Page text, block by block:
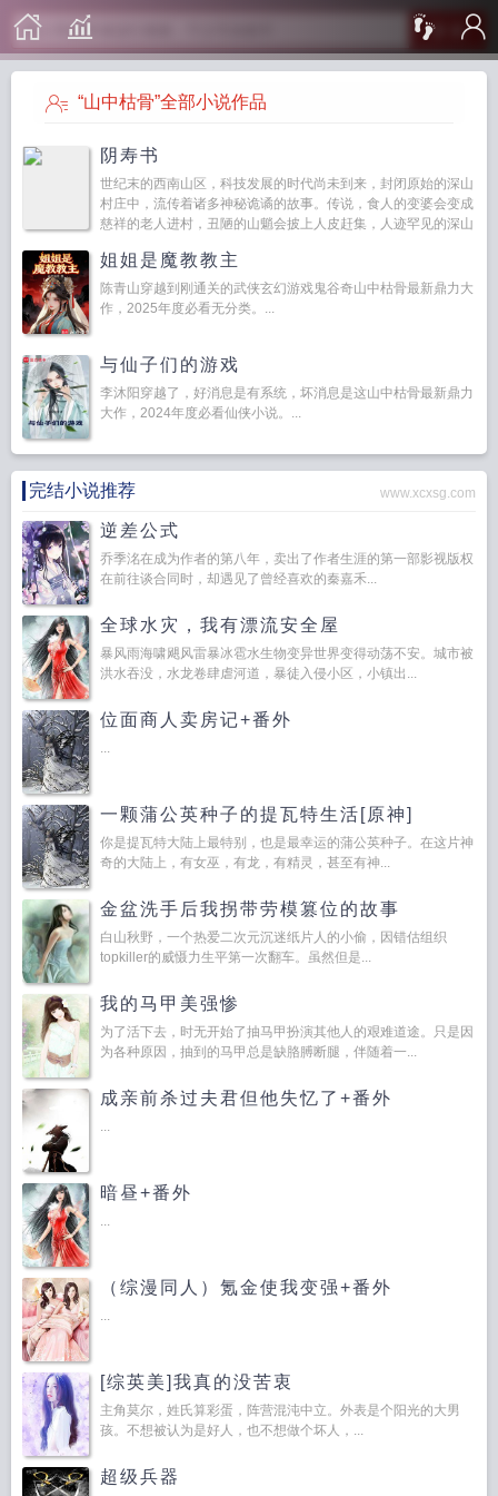
搜 索
“山中枯骨”全部小说作品
阴寿书
世纪末的西南山区，科技发展的时代尚未到来，封闭原始的深山
村庄中，流传着诸多神秘诡谲的故事。传说，食人的变婆会变成
慈祥的老人进村，丑陋的山魈会披上人皮赶集，人迹罕见的深山
姐姐是魔教教主
陈青山穿越到刚通关的武侠玄幻游戏鬼谷奇山中枯骨最新鼎力大
作，2025年度必看无分类。...
与仙子们的游戏
李沐阳穿越了，好消息是有系统，坏消息是这山中枯骨最新鼎力
大作，2024年度必看仙侠小说。...
完结小说推荐 www.xcxsg.com
逆差公式
乔季洺在成为作者的第八年，卖出了作者生涯的第一部影视版权
在前往谈合同时，却遇见了曾经喜欢的秦嘉禾...
全球水灾，我有漂流安全屋
暴风雨海啸飓风雷暴冰雹水生物变异世界变得动荡不安。城市被
洪水吞没，水龙卷肆虐河道，暴徒入侵小区，小镇出...
位面商人卖房记+番外
...
一颗蒲公英种子的提瓦特生活[原神]
你是提瓦特大陆上最特别，也是最幸运的蒲公英种子。在这片神
奇的大陆上，有女巫，有龙，有精灵，甚至有神...
金盆洗手后我拐带劳模篡位的故事
白山秋野，一个热爱二次元沉迷纸片人的小偷，因错估组织
topkiller的威慑力生平第一次翻车。虽然但是...
我的马甲美强惨
为了活下去，时无开始了抽马甲扮演其他人的艰难道途。只是因
为各种原因，抽到的马甲总是缺胳膊断腿，伴随着一...
成亲前杀过夫君但他失忆了+番外
...
暗昼+番外
...
（综漫同人）氪金使我变强+番外
...
[综英美]我真的没苦衷
主角莫尔，姓氏算彩蛋，阵营混沌中立。外表是个阳光的大男
孩。不想被认为是好人，也不想做个坏人，...
超级兵器